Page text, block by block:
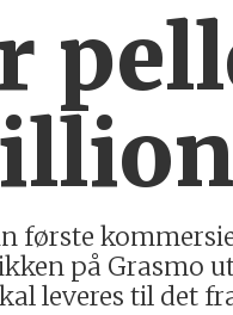
første
på Grasmo
leveres til det